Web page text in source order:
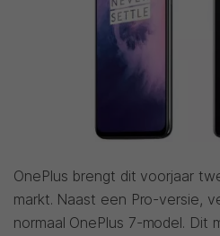
OnePlus brengt dit voorjaar
markt. Naast een Pro-versie,
normaal OnePlus 7-model. Dit